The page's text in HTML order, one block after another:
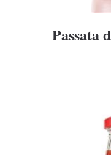
Passata